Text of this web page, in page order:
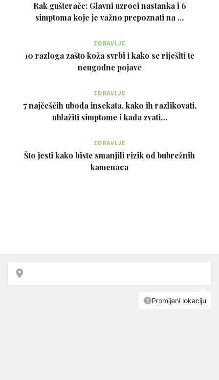
Rak gušterače: Glavni uzroci nastanka i 6
simptoma koje je važno prepoznati na …
ZDRAVLJE
10 razloga zašto koža svrbi i kako se riješiti te
neugodne pojave
ZDRAVLJE
7 najčešćih uboda insekata, kako ih razlikovati,
ublažiti simptome i kada zvati…
ZDRAVLJE
Što jesti kako biste smanjili rizik od bubrežnih
kamenaca